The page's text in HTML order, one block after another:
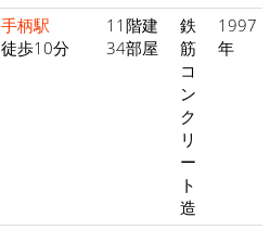
手柄駅
徒歩10分
11階建
34部屋
鉄
筋
コ
ン
ク
リ
ー
ト
造
1997
年